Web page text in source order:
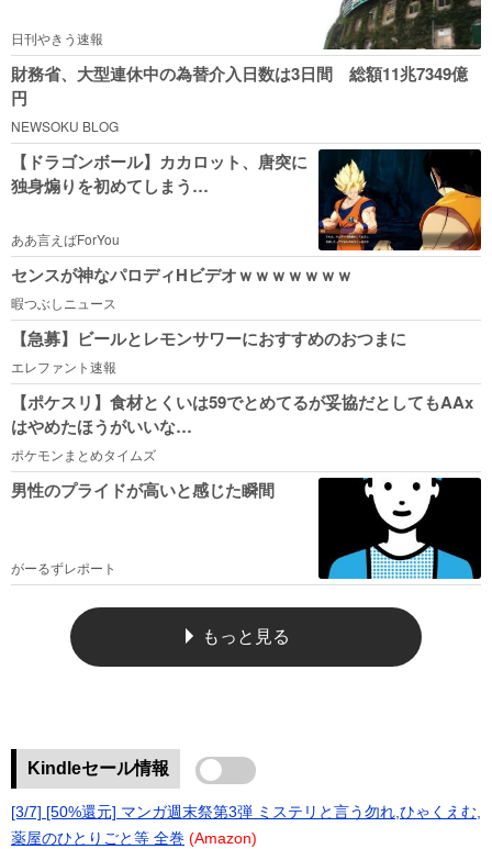
日刊やきう速報
財務省、大型連休中の為替介入日数は3日間 総額11兆7349億
円
NEWSOKU BLOG
【ドラゴンボール】カカロット、唐突に
独身煽りを初めてしまう…
ああ言えばForYou
センスが神なパロディHビデオｗｗｗｗｗｗｗ
暇つぶしニュース
【急募】ビールとレモンサワーにおすすめのおつまに
エレファント速報
【ポケスリ】食材とくいは59でとめてるが妥協だとしてもAAx
はやめたほうがいいな…
ポケモンまとめタイムズ
男性のプライドが高いと感じた瞬間
がーるずレポート
もっと見る
Kindleセール情報
[3/7] [50%還元] マンガ週末祭第3弾 ミステリと言う勿れ,ひゃくえむ,
薬屋のひとりごと等 全巻 (Amazon)